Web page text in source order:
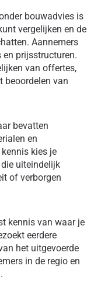
bouwadvies is
vergelijken en de
Aannemers
prijsstructuren.
van offertes,
beoordelen van
bevatten
en
kies je
uiteindelijk
of verborgen
kennis van waar je
eerdere
het uitgevoerde
in de regio en